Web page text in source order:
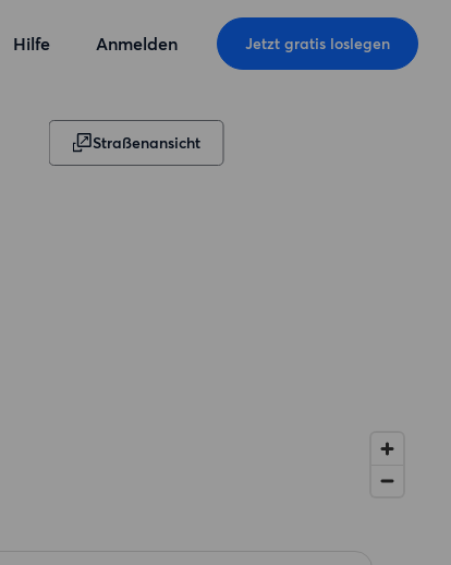
Hilfe Anmelden Jetzt gratis loslegen
Straßenansicht